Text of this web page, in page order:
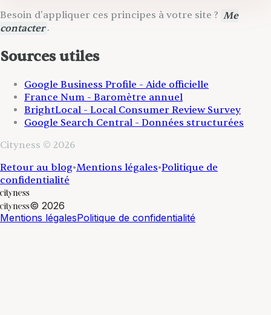
Besoin d'appliquer ces principes à votre site ? Me
contacter .
Sources utiles
Google Business Profile - Aide officielle
France Num - Baromètre annuel
BrightLocal - Local Consumer Review Survey
Google Search Central - Données structurées
Cityness © 2026
Retour au blog•Mentions légales•Politique de
confidentialité
cityness
cityness© 2026
Mentions légalesPolitique de confidentialité